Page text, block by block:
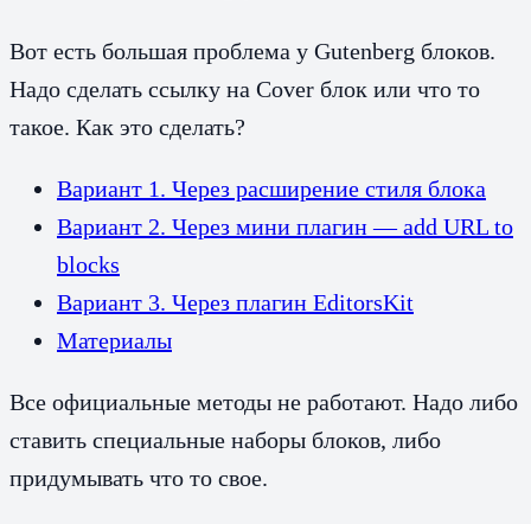
Вот есть большая проблема у Gutenberg блоков.
Надо сделать ссылку на Cover блок или что то
такое. Как это сделать?
Вариант 1. Через расширение стиля блока
Вариант 2. Через мини плагин — add URL to
blocks
Вариант 3. Через плагин EditorsKit
Материалы
Все официальные методы не работают. Надо либо
ставить специальные наборы блоков, либо
придумывать что то свое.